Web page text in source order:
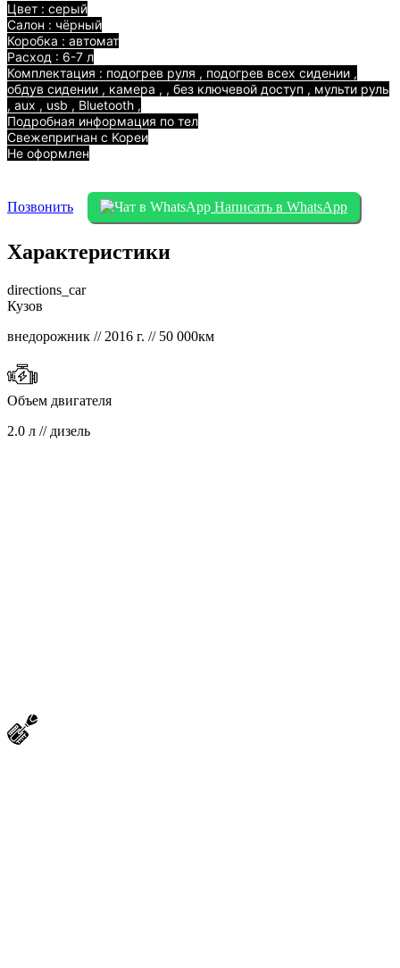
Цвет : серый
Салон : чёрный
Коробка : автомат
Расход : 6-7 л
Комплектация : подогрев руля , подогрев всех сидении ,
обдув сидении , камера , , без ключевой доступ , мульти руль
, aux , usb , Bluetooth ,
Подробная информация по тел
Свежепригнан с Kopеи
Не оформлен
Позвонить Написать в WhatsApp
Характеристики
directions_car
Кузов
внедорожник // 2016 г. // 50 000км
Объем двигателя
2.0 л // дизель